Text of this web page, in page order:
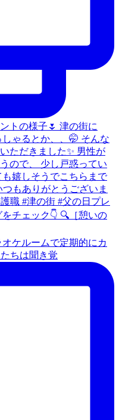
ケルームで定期的にカ
ちは聞き覚